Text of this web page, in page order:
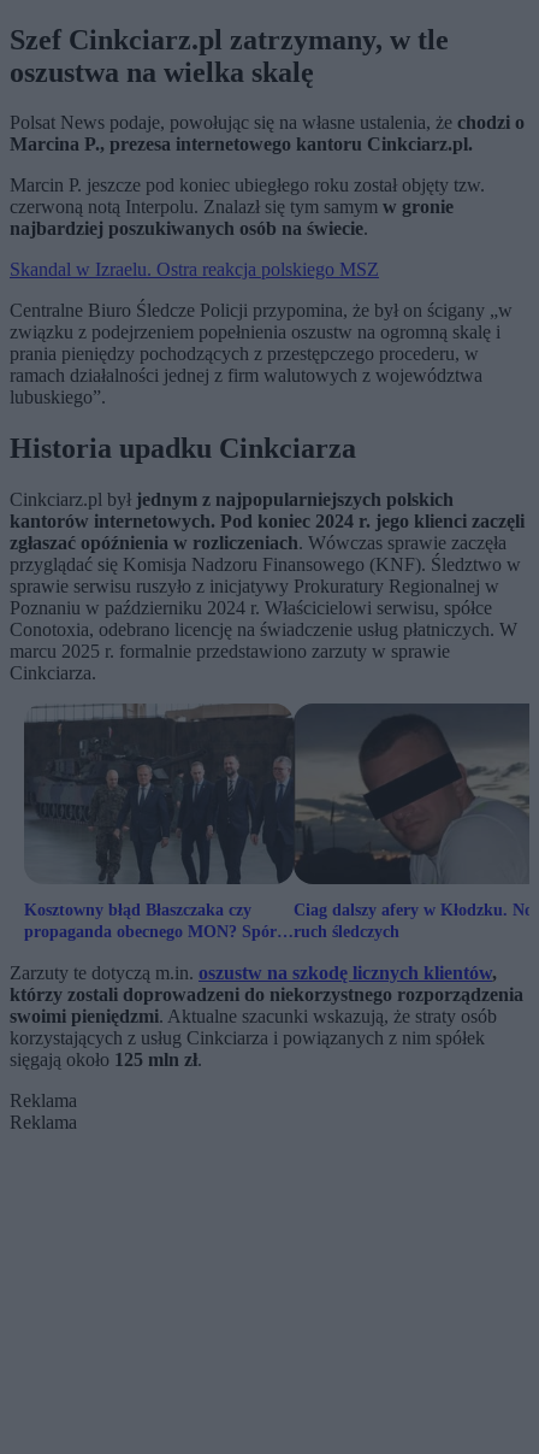
Szef Cinkciarz.pl zatrzymany, w tle
oszustwa na wielka skalę
Polsat News podaje, powołując się na własne ustalenia, że chodzi o
Marcina P., prezesa internetowego kantoru Cinkciarz.pl.
Marcin P. jeszcze pod koniec ubiegłego roku został objęty tzw.
czerwoną notą Interpolu. Znalazł się tym samym w gronie
najbardziej poszukiwanych osób na świecie.
Skandal w Izraelu. Ostra reakcja polskiego MSZ
Centralne Biuro Śledcze Policji przypomina, że był on ścigany „w
związku z podejrzeniem popełnienia oszustw na ogromną skalę i
prania pieniędzy pochodzących z przestępczego procederu, w
ramach działalności jednej z firm walutowych z województwa
lubuskiego”.
Historia upadku Cinkciarza
Cinkciarz.pl był jednym z najpopularniejszych polskich
kantorów internetowych. Pod koniec 2024 r. jego klienci zaczęli
zgłaszać opóźnienia w rozliczeniach. Wówczas sprawie zaczęła
przyglądać się Komisja Nadzoru Finansowego (KNF). Śledztwo w
sprawie serwisu ruszyło z inicjatywy Prokuratury Regionalnej w
Poznaniu w październiku 2024 r. Właścicielowi serwisu, spółce
Conotoxia, odebrano licencję na świadczenie usług płatniczych. W
marcu 2025 r. formalnie przedstawiono zarzuty w sprawie
Cinkciarza.
Kosztowny błąd Błaszczaka czy
propaganda obecnego MON? Spór o
Ciag dalszy afery w Kłodzku.
ruch śledczych
Zarzuty te dotyczą m.in. oszustw na szkodę licznych klientów,
którzy zostali doprowadzeni do niekorzystnego rozporządzenia
swoimi pieniędzmi. Aktualne szacunki wskazują, że straty osób
korzystających z usług Cinkciarza i powiązanych z nim spółek
sięgają około 125 mln zł.
Reklama
Reklama